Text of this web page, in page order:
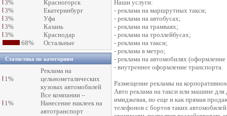
3%
Красногорск
3%
Екатеринбург
3%
Уфа
3%
Казань
3%
Краснодар
68%
Остальные
Статистика по категориям
1%
Реклама на
цельнометалических
кузовах автомобилей
1%
Все компании –
Нанесение наклеек на
автотранспорт
Наши услуги:
- реклама на маршрутных такси;
- реклама на автобусах;
- реклама на трамваях;
- реклама на троллейбусах;
- реклама на такси;
- реклама в метро;
- реклама на автомобилях
- внутреннее оформление транспорта.
Размещение рекламы на
Авто реклама на такси или машине для
имиджевая, но еще и как прямая
телефонов с бортов таких